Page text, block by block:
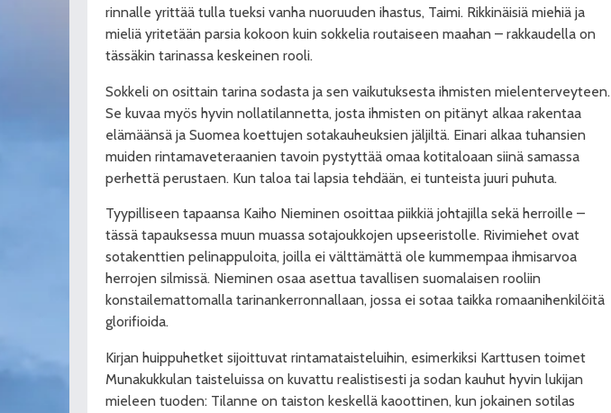
rinnalle yrittää tulla tueksi vanha nuoruuden ihastus, Taimi. Rikkinäisiä miehiä ja
mieliä yritetään parsia kokoon kuin sokkelia routaiseen maahan – rakkaudella on
tässäkin tarinassa keskeinen rooli.
Sokkeli on osittain tarina sodasta ja sen vaikutuksesta ihmisten mielenterveyteen.
Se kuvaa myös hyvin nollatilannetta, josta ihmisten on pitänyt alkaa rakentaa
elämäänsä ja Suomea koettujen sotakauheuksien jäljiltä. Einari alkaa tuhansien
muiden rintamaveteraanien tavoin pystyttää omaa kotitaloaan siinä samassa
perhettä perustaen. Kun taloa tai lapsia tehdään, ei tunteista juuri puhuta.
Tyypilliseen tapaansa Kaiho Nieminen osoittaa piikkiä johtajilla sekä herroille –
tässä tapauksessa muun muassa sotajoukkojen upseeristolle. Rivimiehet ovat
sotakenttien pelinappuloita, joilla ei välttämättä ole kummempaa ihmisarvoa
herrojen silmissä. Nieminen osaa asettua tavallisen suomalaisen rooliin
konstailemattomalla tarinankerronnallaan, jossa ei sotaa taikka romaanihenkilöitä
glorifioida.
Kirjan huippuhetket sijoittuvat rintamataisteluihin, esimerkiksi Karttusen toimet
Munakukkulan taisteluissa on kuvattu realistisesti ja sodan kauhut hyvin lukijan
mieleen tuoden: Tilanne on taiston keskellä kaoottinen, kun jokainen sotilas